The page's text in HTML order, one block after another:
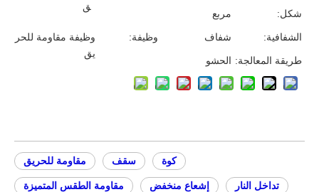
ق
شكل: مربع
وظيفة:
وظيفة مقاومة للحر
يق
الشفافية: شفاف
طريقة المعالجة: الحشو
مقاومة للحريق سقف كوة
مقاومة الطقس المتميزة إشعاع منخفض تداخل النار